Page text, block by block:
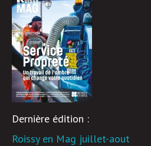
Dernière édition :
Roissy en Mag juillet-aout